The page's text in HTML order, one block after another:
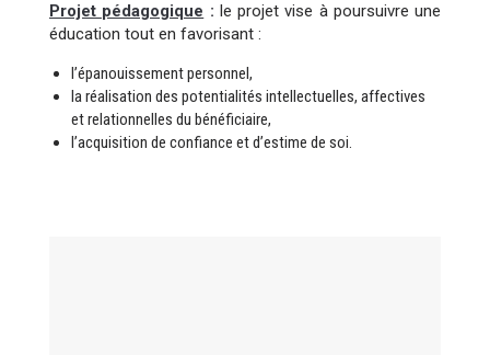
Projet pédagogique : le projet vise à poursuivre une
éducation tout en favorisant :
l’épanouissement personnel,
la réalisation des potentialités intellectuelles, affectives
et relationnelles du bénéficiaire,
l’acquisition de confiance et d’estime de soi.